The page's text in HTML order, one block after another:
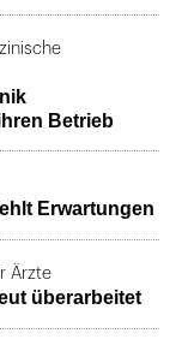
Betrieb
Erwartungen
Ärzte
überarbeitet